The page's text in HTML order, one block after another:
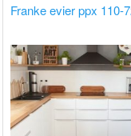
Franke evier ppx 110-